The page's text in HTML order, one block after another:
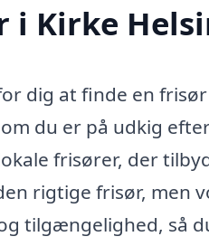
i Kirke
dig at finde en
du er på udkig
frisører, der
rigtige frisør, men
tilgængelighed, så